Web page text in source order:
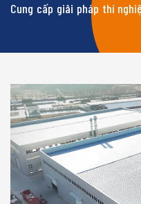
Cung cấp giải pháp thí